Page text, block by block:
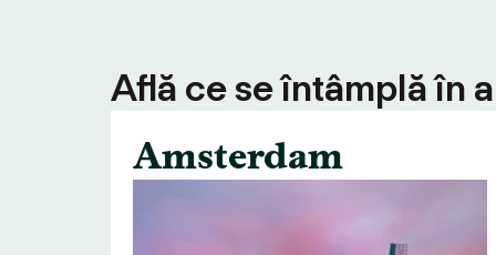
Află ce se întâmplă în
Amsterdam